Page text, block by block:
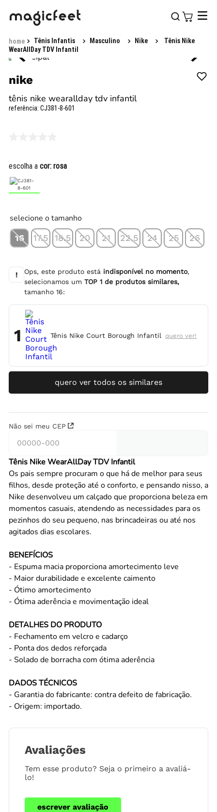
Tênis Infantis Masculino Nike
Tênis Nike
WearAllDay TDV Infantil
nike
tênis nike wearallday tdv infantil
referência: CJ381-8-601
escolha a cor: rosa
selecione o tamanho
16 17.5 18.5 20 21 22.5 24 25 26
! Ops, este produto está indisponível no momento,
selecionamos umTOP1 de produtos similares,
tamanho16:
1 Tênis Nike Court Borough Infantil quero ver!
quero ver todos os similares
Não sei meu CEP
Tênis Nike WearAllDay TDV Infantil
Os pais sempre procuram o que há de melhor para seus
filhos, desde proteção até o conforto, e pensando nisso, a
Nike desenvolveu um calçado que proporciona beleza em
momentos casuais, atendendo as necessidades para os
pezinhos do seu pequeno, nas brincadeiras ou até nos
agitados dias escolares.
BENEFÍCIOS
- Espuma macia proporciona amortecimento leve
- Maior durabilidade e excelente caimento
- Ótimo amortecimento
- Ótima aderência e movimentação ideal
DETALHES DO PRODUTO
- Fechamento em velcro e cadarço
- Ponta dos dedos reforçada
- Solado de borracha com ótima aderência
DADOS TÉCNICOS
- Garantia do fabricante: contra defeito de fabricação.
- Origem: importado.
Avaliações
Tem esse produto? Seja o primeiro a avaliá-
lo!
escrever avaliação